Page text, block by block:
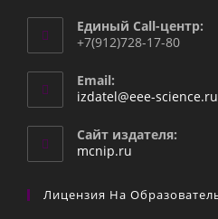
Единый Call-центр:
+7(912)728-17-80
Email:
izdatel@eee-science.ru
Сайт издателя:
mcnip.ru
Лицензия На